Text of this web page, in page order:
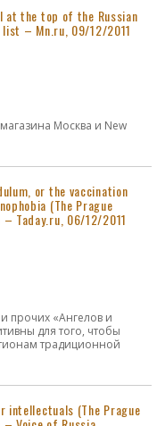
at the top of the Russian
– Mn.ru, 09/12/2011
Москва и New
or the vaccination
(The Prague
– Taday.ru, 06/12/2011
прочих «Ангелов и
для того, чтобы
традиционной
intellectuals (The Prague